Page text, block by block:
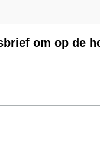
om op de